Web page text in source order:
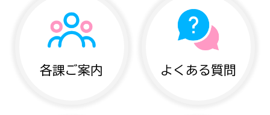
各課ご案内 よくある質問